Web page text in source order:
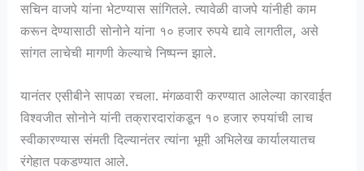
सचिन वाजपे यांना भेटण्यास सांगितले. त्यावेळी वाजपे यांनीही काम
करून देण्यासाठी सोनोने यांना १० हजार रुपये द्यावे लागतील, असे
सांगत लाचेची मागणी केल्याचे निष्पन्न झाले.
यानंतर एसीबीने सापळा रचला. मंगळवारी करण्यात आलेल्या कारवाईत
विश्वजीत सोनोने यांनी तक्रारदारांकडून १० हजार रुपयांची लाच
स्वीकारण्यास संमती दिल्यानंतर त्यांना भूमी अभिलेख कार्यालयातच
रंगेहात पकडण्यात आले.